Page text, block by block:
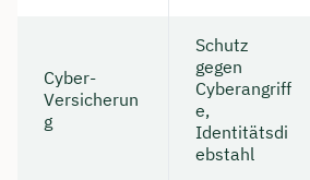
Cyber-
Versicherun
g
Schutz
gegen
Cyberangriff
e,
Identitätsdi
ebstahl